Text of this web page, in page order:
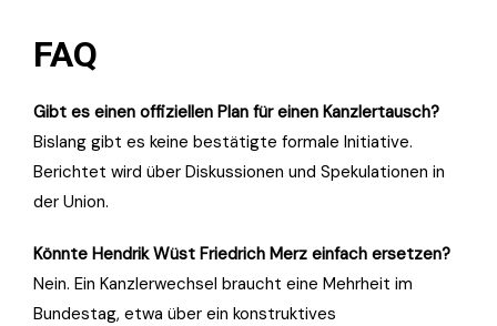
FAQ
Gibt es einen offiziellen Plan für einen Kanzlertausch?
Bislang gibt es keine bestätigte formale Initiative.
Berichtet wird über Diskussionen und Spekulationen in
der Union.
Könnte Hendrik Wüst Friedrich Merz einfach ersetzen?
Nein. Ein Kanzlerwechsel braucht eine Mehrheit im
Bundestag, etwa über ein konstruktives